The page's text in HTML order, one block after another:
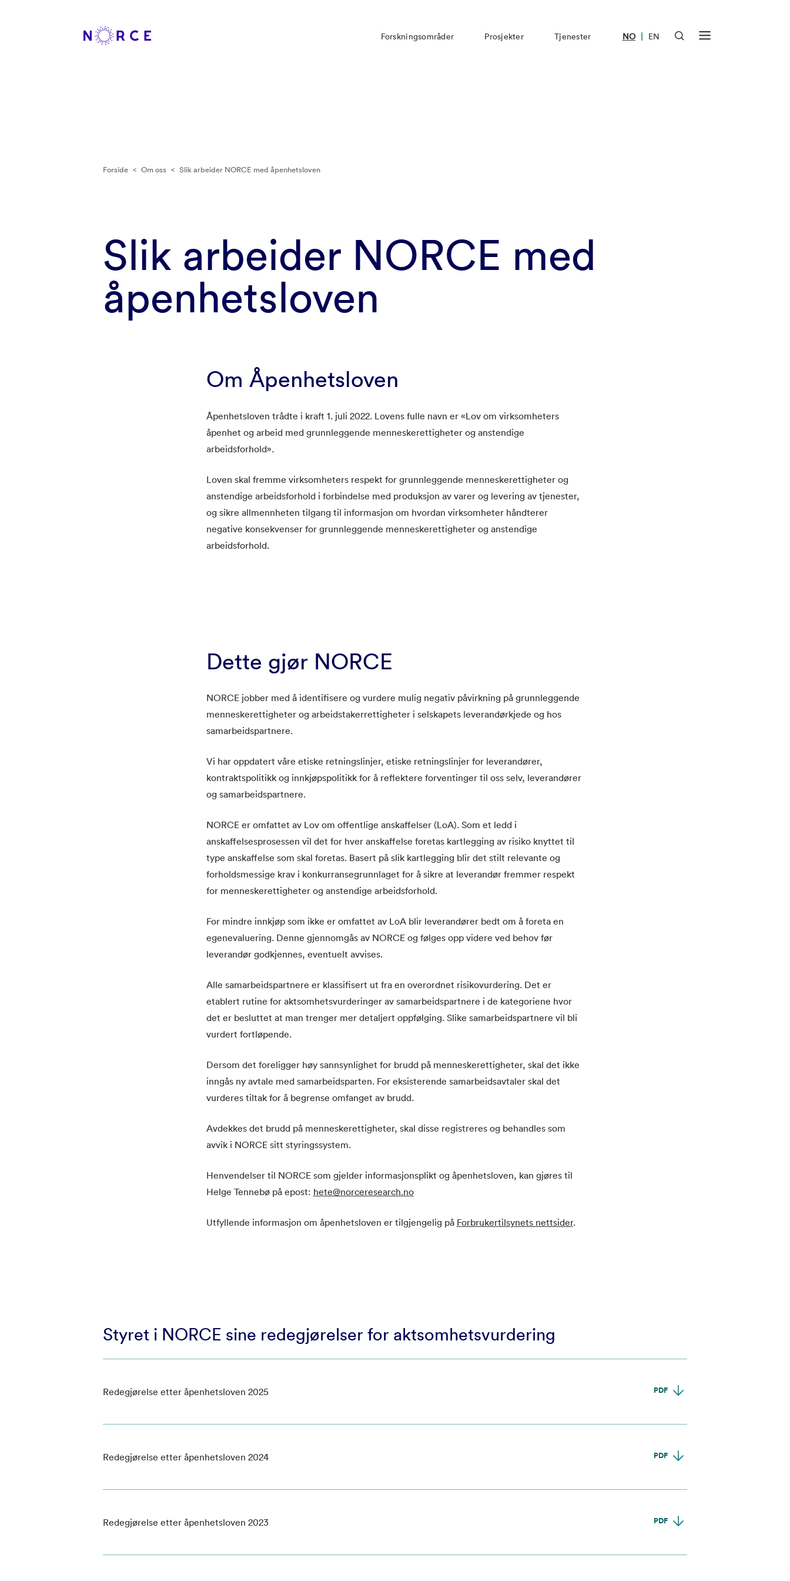
Forskningsområder Prosjekter Tjenester NO | EN
Forside < Om oss < Slik arbeider NORCE med åpenhetsloven
Slik arbeider NORCE med
åpenhetsloven
Om Åpenhetsloven
Åpenhetsloven trådte i kraft 1. juli 2022. Lovens fulle navn er «Lov om virksomheters
åpenhet og arbeid med grunnleggende menneskerettigheter og anstendige
arbeidsforhold».
Loven skal fremme virksomheters respekt for grunnleggende menneskerettigheter og
anstendige arbeidsforhold i forbindelse med produksjon av varer og levering av tjenester,
og sikre allmennheten tilgang til informasjon om hvordan virksomheter håndterer
negative konsekvenser for grunnleggende menneskerettigheter og anstendige
arbeidsforhold.
Dette gjør NORCE
NORCE jobber med å identifisere og vurdere mulig negativ påvirkning på grunnleggende
menneskerettigheter og arbeidstakerrettigheter i selskapets leverandørkjede og hos
samarbeidspartnere.
Vi har oppdatert våre etiske retningslinjer, etiske retningslinjer for leverandører,
kontraktspolitikk og innkjøpspolitikk for å reflektere forventinger til oss selv, leverandører
og samarbeidspartnere.
NORCE er omfattet av Lov om offentlige anskaffelser (LoA). Som et ledd i
anskaffelsesprosessen vil det for hver anskaffelse foretas kartlegging av risiko knyttet til
type anskaffelse som skal foretas. Basert på slik kartlegging blir det stilt relevante og
forholdsmessige krav i konkurransegrunnlaget for å sikre at leverandør fremmer respekt
for menneskerettigheter og anstendige arbeidsforhold.
For mindre innkjøp som ikke er omfattet av LoA blir leverandører bedt om å foreta en
egenevaluering. Denne gjennomgås av NORCE og følges opp videre ved behov før
leverandør godkjennes, eventuelt avvises.
Alle samarbeidspartnere er klassifisert ut fra en overordnet risikovurdering. Det er
etablert rutine for aktsomhetsvurderinger av samarbeidspartnere i de kategoriene hvor
det er besluttet at man trenger mer detaljert oppfølging. Slike samarbeidspartnere vil bli
vurdert fortløpende.
Dersom det foreligger høy sannsynlighet for brudd på menneskerettigheter, skal det ikke
inngås ny avtale med samarbeidsparten. For eksisterende samarbeidsavtaler skal det
vurderes tiltak for å begrense omfanget av brudd.
Avdekkes det brudd på menneskerettigheter, skal disse registreres og behandles som
avvik i NORCE sitt styringssystem.
Henvendelser til NORCE som gjelder informasjonsplikt og åpenhetsloven, kan gjøres til
Helge Tennebø på epost: hete@norceresearch.no
Utfyllende informasjon om åpenhetsloven er tilgjengelig på Forbrukertilsynets nettsider.
Styret i NORCE sine redegjørelser for aktsomhetsvurdering
Redegjørelse etter åpenhetsloven 2025 PDF
Redegjørelse etter åpenhetsloven 2024 PDF
Redegjørelse etter åpenhetsloven 2023 PDF